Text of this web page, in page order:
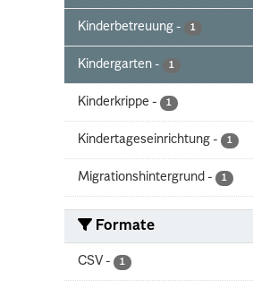
Kinderbetreuung - 1
Kindergarten - 1
Kinderkrippe - 1
Kindertageseinrichtung - 1
Migrationshintergrund - 1
Formate
CSV - 1